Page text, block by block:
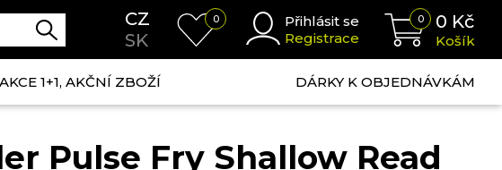
CZ
SK
0
Přihlásit se
Registrace
0 0 Kč
Košík
AKCE 1+1, AKČNÍ ZBOŽÍ DÁRKY K OBJEDNÁVKÁM
Pulse Fry Shallow Read